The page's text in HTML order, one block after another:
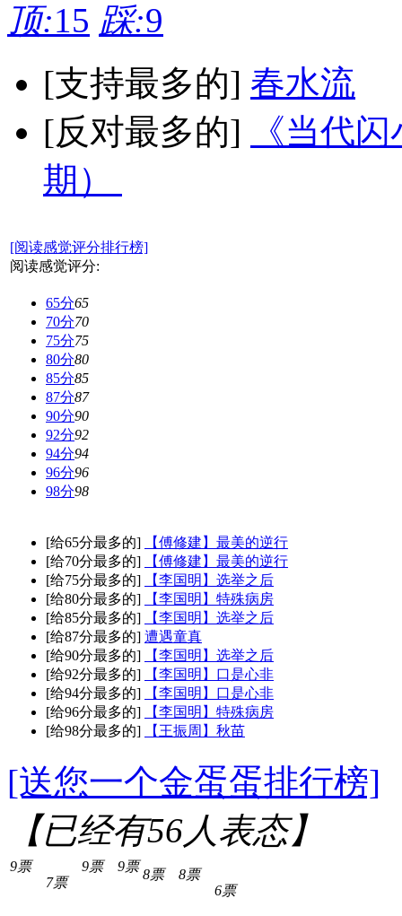
顶:15 踩:9
[支持最多的] 春水流
[反对最多的]
《当代
期）
[阅读感觉评分排行榜]
阅读感觉评分:
65分65
70分70
75分75
80分80
85分85
87分87
90分90
92分92
94分94
96分96
98分98
[给65分最多的]
【傅修建】最美的逆行
[给70分最多的]
【傅修建】最美的逆行
[给75分最多的]
【李国明】选举之后
[给80分最多的]
【李国明】特殊病房
[给85分最多的]
【李国明】选举之后
[给87分最多的] 遭遇童真
[给90分最多的]
【李国明】选举之后
[给92分最多的]
【李国明】口是心非
[给94分最多的]
【李国明】口是心非
[给96分最多的]
【李国明】特殊病房
[给98分最多的]
【王振周】秋苗
[送您一个金蛋蛋排行榜]
【已经有56人表态】
9票
7票
9票 9票
8票 8票
6票